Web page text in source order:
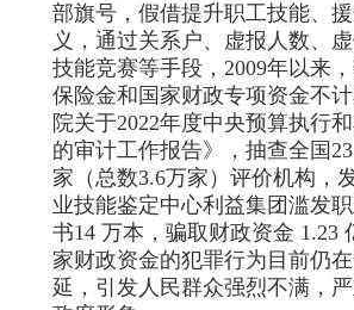
部旗号，假借提升职工技能、
义，通过关系户、虚报人数、
技能竞赛等手段，2009年以来
保险金和国家财政专项资金不
院关于2022年度中央预算执行
的审计工作报告》，抽查全国
家（总数3.6万家）评价机构，
业技能鉴定中心利益集团滥发
书14 万本，骗取财政资金 1.23
家财政资金的犯罪行为目前仍
延，引发人民群众强烈不满，